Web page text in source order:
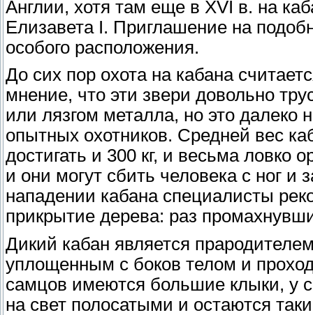
Англии, хотя там еще в XVI в. на
Елизавета I. Приглашение на
особого расположения.
До сих пор охота на кабана
мнение, что эти звери довольно
или лязгом металла, но это далеко
опытных охотников. Средней вес
достигать и 300 кг, и весьма
и они могут сбить человека с ног и
нападении кабана специалисты
прикрытие дерева: раз
Дикий кабан является
уплощенным с боков телом и
самцов имеются большие клыки, у
на свет полосатыми и остаются